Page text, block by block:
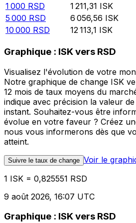
1 000 RSD 1 211,31 ISK
5 000 RSD 6 056,56 ISK
10 000 RSD 12 113,1 ISK
Graphique : ISK vers RSD
Visualisez l'évolution de votre
Notre graphique de change ISK
12 mois de taux moyens du
indique avec précision la valeur
instant. Souhaitez-vous être
évolue en votre faveur ? Créez
nous vous informerons dès que
atteint.
Suivre le taux de change Voir le
1 ISK = 0,825551 RSD
9 août 2026, 16:07 UTC
Graphique : ISK vers RSD